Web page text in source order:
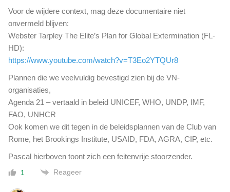
Voor de wijdere context, mag deze documentaire niet
onvermeld blijven:
Webster Tarpley The Elite’s Plan for Global Extermination (FL-
HD):
https://www.youtube.com/watch?v=T3Eo2YTQUr8
Plannen die we veelvuldig bevestigd zien bij de VN-
organisaties,
Agenda 21 – vertaald in beleid UNICEF, WHO, UNDP, IMF,
FAO, UNHCR
Ook komen we dit tegen in de beleidsplannen van de Club van
Rome, het Brookings Institute, USAID, FDA, AGRA, CIP, etc.
Pascal hierboven toont zich een feitenvrije stoorzender.
1 Reageer